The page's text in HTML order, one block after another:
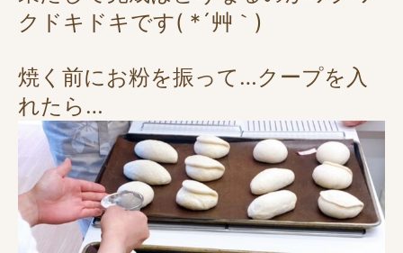
クドキドキです( *´艸｀)
焼く前にお粉を振って…クープを入
れたら…